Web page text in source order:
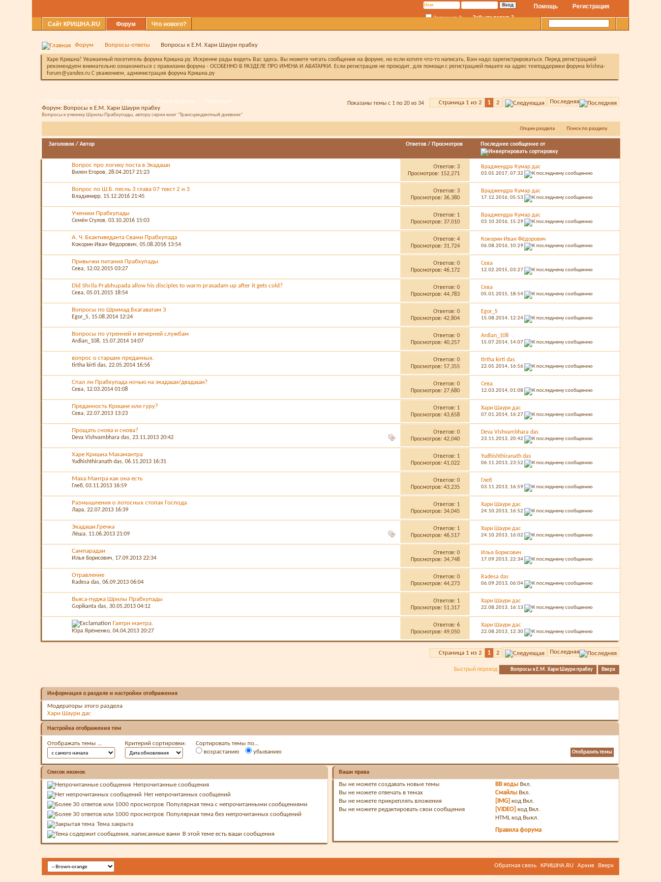
Регистрация
Помощь
Запомнить? Забыли пароль?
Сайт КРИШНА.RU Форум
Сообщения за день Справка Календарь Опции форума Навигация
Что нового?
Расширенный поиск
Форум Вопросы-ответы Вопросы к Е.М. Хари Шаури прабху
Харе Кришна! Уважаемый посетитель форума Кришна.ру. Искренне рады видеть Вас здесь. Вы можете читать сообщения на форуме, но если хотите что-то написать, Вам надо зарегистрироваться. Перед регистрацией
рекомендуем внимательно ознакомиться с правилами форума - ОСОБЕННО В РАЗДЕЛЕ ПРО ИМЕНА И АВАТАРКИ. Если регистрация не проходит, для помощи с регистрацией пишите на адрес техподдержки форума krishna-
forum@yandex.ru С уважением, администрация форума Кришна.ру
Страница 1 из 2 1 2 Последняя
Показаны темы с 1 по 20 из 34
Форум: Вопросы к Е.М. Хари Шаури прабху
Вопросы к ученику Шрилы Прабхупады, автору серии книг "Трансцендентный дневник"
Опции раздела Поиск по разделу
Заголовок / Автор Ответов / Просмотров Последнее сообщение от
Вопрос про логику поста в Экадаши
Вилен Егоров, 28.04.2017 21:23
Ответов: 3
Просмотров: 152,271
Враджендра Кумар дас
03.05.2017,07:32
Вопрос по Ш.Б. песнь 3 глава 07 текст 2 и 3
Владимирр, 15.12.2016 21:45
Ответов: 3
Просмотров: 36,380
Враджендра Кумар дас
17.12.2016,05:53
Ученики Прабхупады
Семён Сгулов, 03.10.2016 15:03
Ответов: 1
Просмотров: 37,010
Враджендра Кумар дас
03.10.2016, 15:29
А. Ч. Бхактиведанта Свами Прабхупада
Кокорин Иван Фёдорович, 05.08.2016 13:54
Ответов: 4
Просмотров: 31,724
Кокорин Иван Фёдорович
06.08.2016, 10:29
Привычки питания Прабхупады
Сева, 12.02.2015 03:27
Ответов: 0
Просмотров: 46,172
Сева
12.02.2015,03:27
Did Shrila Prabhupada allow his disciples to warm prasadam up after it gets cold?
Сева, 05.01.2015 18:54
Ответов: 0
Просмотров: 44,783
Сева
05.01.2015, 18:54
Вопросы по Шримад Бхагаватам 3
Egor_S, 15.08.2014 12:24
Ответов: 0
Просмотров: 42,804
Egor_S
15.08.2014, 12:24
Вопросы по утренней и вечерней службам
Ardian_108, 15.07.2014 14:07
Ответов: 0
Просмотров: 40,257
Ardian_108
15.07.2014, 14:07
вопрос о старших преданных.
tirtha kirti das, 22.05.2014 16:56
Ответов: 0
Просмотров: 57,355
tirtha kirti das
22.05.2014, 16:56
Спал ли Прабхупада ночью на экадаши/двадаши?
Сева, 12.03.2014 01:08
Ответов: 0
Просмотров: 27,680
Сева
12.03.2014,01:08
Преданность Кришне или гуру?
Сева, 22.07.2013 13:23
Ответов: 1
Просмотров: 43,658
Хари Шаури дас
07.01.2014, 16:27
Прощать снова и снова?
Deva Vishvambhara das, 23.11.2013 20:42
Ответов: 0
Просмотров: 42,040
Deva Vishvambhara das
23.11.2013,20:42
Харе Кришна Махамантра
Yudhishthiranath das, 06.11.2013 16:31
Ответов: 1
Просмотров: 41,022
Yudhishthiranath das
06.11.2013,23:52
Маха Мантра как она есть
Глеб, 03.11.2013 16:59
Ответов: 0
Просмотров: 43,235
Глеб
03.11.2013, 16:59
Размышления о лотосных стопах Господа
Лара, 22.07.2013 16:39
Ответов: 1
Просмотров: 34,045
Хари Шаури дас
24.10.2013, 16:52
Экадаши.Гречка
Лёша, 11.06.2013 21:09
Ответов: 1
Просмотров: 46,517
Хари Шаури дас
24.10.2013, 16:02
Сампарадаи
Илья Борисович, 17.09.2013 22:34
Ответов: 0
Просмотров: 34,748
Илья Борисович
17.09.2013,22:34
Отравление
Radesa das, 06.09.2013 06:04
Ответов: 0
Просмотров: 44,273
Radesa das
06.09.2013,06:04
Вьяса-пуджа Шрилы Прабхупады
Gopikanta das, 30.05.2013 04:12
Ответов: 1
Просмотров: 51,317
Хари Шаури дас
22.08.2013, 16:13
Гаятри мантра.
Юра Ярёменко, 04.04.2013 20:27
Ответов: 6
Просмотров: 49,050
Хари Шаури дас
22.08.2013, 12:30
Страница 1 из 2 1 2 Последняя
Быстрый переход Вопросы к Е.М. Хари Шаури прабху Вверх
Информация о разделе и настройки отображения
Модераторы этого раздела
Хари Шаури дас
Настройка отображения тем
Отображать темы ... Критерий сортировки:
Сортировать темы по...
возрастанию
убыванию
Список иконок
Непрочитанные сообщения
Нет непрочитанных сообщений
Популярная тема с непрочитанными сообщениями
Популярная тема без непрочитанных сообщений
Тема закрыта
В этой теме есть ваши сообщения
Ваши права
Вы не можетесоздавать новые темы
Вы не можетеотвечать в темах
Вы не можетеприкреплять вложения
Вы не можетередактировать свои сообщения
BB коды Вкл.
Смайлы Вкл.
[IMG] код Вкл.
[VIDEO] код Вкл.
HTML код Выкл.
Правила форума
Обратная связь КРИШНА.RU Архив Вверх